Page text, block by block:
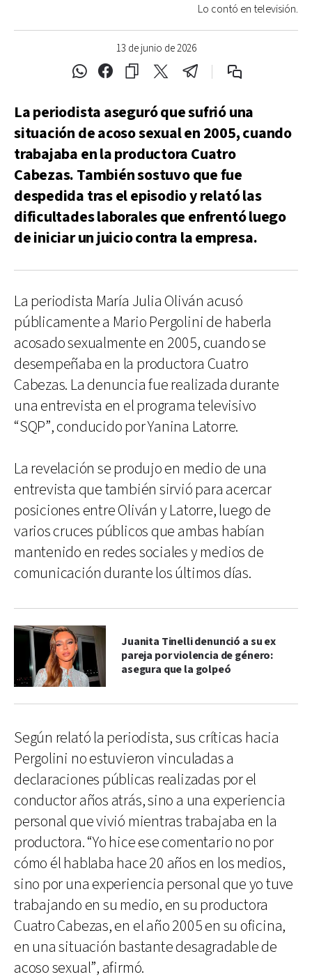
13 de junio de 2026
Lo contó en televisión.
La periodista aseguró que sufrió una
situación de acoso sexual en 2005, cuando
trabajaba en la productora Cuatro
Cabezas. También sostuvo que fue
despedida tras el episodio y relató las
dificultades laborales que enfrentó luego
de iniciar un juicio contra la empresa.
La periodista María Julia Oliván acusó
públicamente a Mario Pergolini de haberla
acosado sexualmente en 2005, cuando se
desempeñaba en la productora Cuatro
Cabezas. La denuncia fue realizada durante
una entrevista en el programa televisivo
“SQP”, conducido por Yanina Latorre.
La revelación se produjo en medio de una
entrevista que también sirvió para acercar
posiciones entre Oliván y Latorre, luego de
varios cruces públicos que ambas habían
mantenido en redes sociales y medios de
comunicación durante los últimos días.
Juanita Tinelli denunció a su ex
pareja por violencia de género:
asegura que la golpeó
Según relató la periodista, sus críticas hacia
Pergolini no estuvieron vinculadas a
declaraciones públicas realizadas por el
conductor años atrás, sino a una experiencia
personal que vivió mientras trabajaba en la
productora. “Yo hice ese comentario no por
cómo él hablaba hace 20 años en los medios,
sino por una experiencia personal que yo tuve
trabajando en su medio, en su productora
Cuatro Cabezas, en el año 2005 en su oficina,
en una situación bastante desagradable de
acoso sexual”, afirmó.